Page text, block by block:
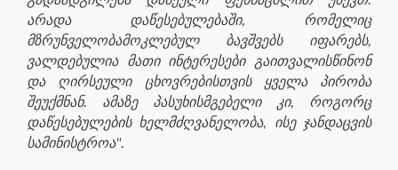
არადა დაწესებულებაში, რომელიც
მზრუნველობამოკლებულ ბავშვებს იფარებს,
ვალდებულია მათი ინტერესები გაითვალისწინონ
და ღირსეული ცხოვრებისთვის ყველა პირობა
შეუქმნან. ამაზე პასუხისმგებელი კი, როგორც
დაწესებულების ხელმძღვანელობა, ისე ჯანდაცვის
სამინისტროა".